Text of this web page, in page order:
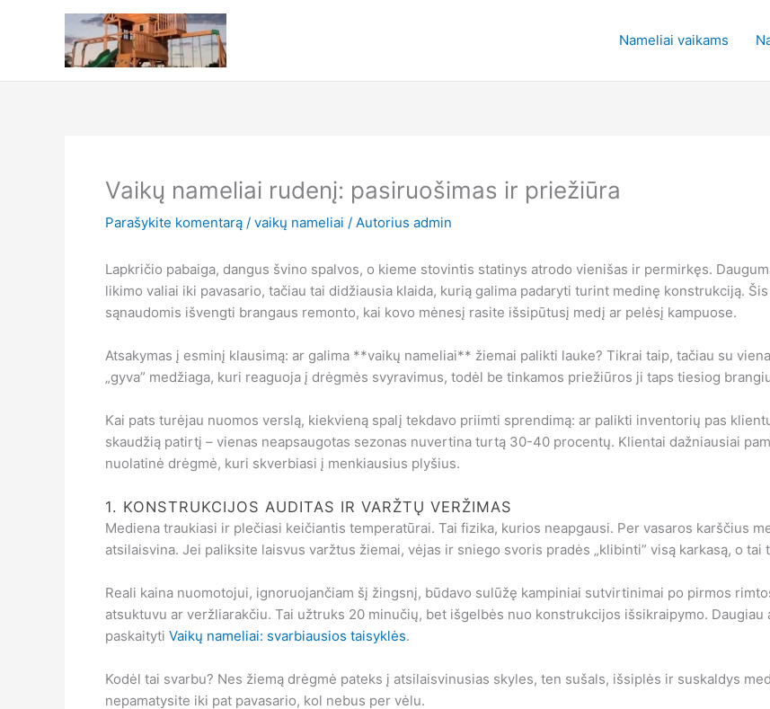
Nameliai vaikams
Vaikų nameliai rudenį: pasiruošimas ir priežiūra
Parašykite komentarą / vaikų nameliai / Autorius admin
Lapkričio pabaiga, dangus švino spalvos, o kieme stovintis statinys atrodo vienišas ir permirkęs.
likimo valiai iki pavasario, tačiau tai didžiausia klaida, kurią galima padaryti turint medinę konstrukciją.
sąnaudomis išvengti brangaus remonto, kai kovo mėnesį rasite išsipūtusį medį ar pelėsį kampuose.
Atsakymas į esminį klausimą: ar galima **vaikų nameliai** žiemai palikti lauke? Tikrai taip, tačiau su
„gyva” medžiaga, kuri reaguoja į drėgmės svyravimus, todėl be tinkamos priežiūros ji taps tiesiog
Kai pats turėjau nuomos verslą, kiekvieną spalį tekdavo priimti sprendimą: ar palikti inventorių pas
skaudžią patirtį – vienas neapsaugotas sezonas nuvertina turtą 30-40 procentų. Klientai dažniausiai
nuolatinė drėgmė, kuri skverbiasi į menkiausius plyšius.
1. KONSTRUKCIJOS AUDITAS IR VARŽTŲ VERŽIMAS
Mediena traukiasi ir plečiasi keičiantis temperatūrai. Tai fizika, kurios neapgausi. Per vasaros karščius
atsilaisvina. Jei paliksite laisvus varžtus žiemai, vėjas ir sniego svoris pradės „klibinti” visą karkasą, o
Reali kaina nuomotojui, ignoruojančiam šį žingsnį, būdavo sulūžę kampiniai sutvirtinimai po pirmos
atsuktuvu ar veržliarakčiu. Tai užtruks 20 minučių, bet išgelbės nuo konstrukcijos išsikraipymo.
paskaityti Vaikų nameliai: svarbiausios taisyklės.
Kodėl tai svarbu? Nes žiemą drėgmė pateks į atsilaisvinusias skyles, ten sušals, išsiplės ir suskaldys
nepamatysite iki pat pavasario, kol nebus per vėlu.